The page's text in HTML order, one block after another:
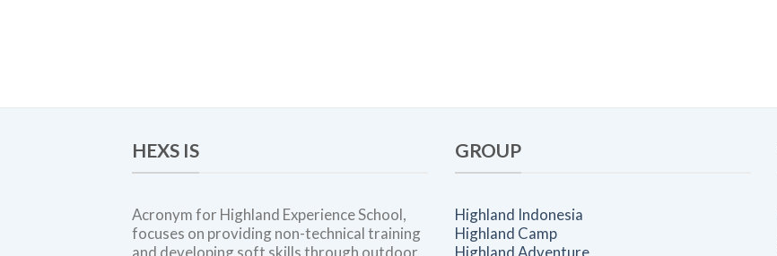
HEXS IS
Acronym for Highland Experience School,
focuses on providing non-technical training
GROUP
Highland Indonesia
Highland Camp